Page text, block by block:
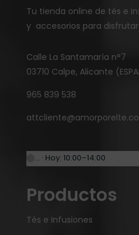
Tu tienda online de tés e
y accesorios para
Calle La Santamaría n°7
03710 Calpe, Alicante
965 839 538
… · Hoy: 10:00–14:00
Productos
Tés e Infusiones